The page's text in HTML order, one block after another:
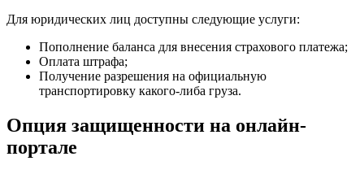
Для юридических лиц доступны следующие услуги:
Пополнение баланса для внесения страхового платежа;
Оплата штрафа;
Получение разрешения на официальную
транспортировку какого-либа груза.
Опция защищенности на онлайн-
портале